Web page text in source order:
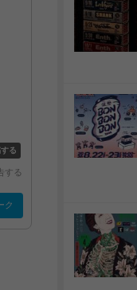
る
する
ク